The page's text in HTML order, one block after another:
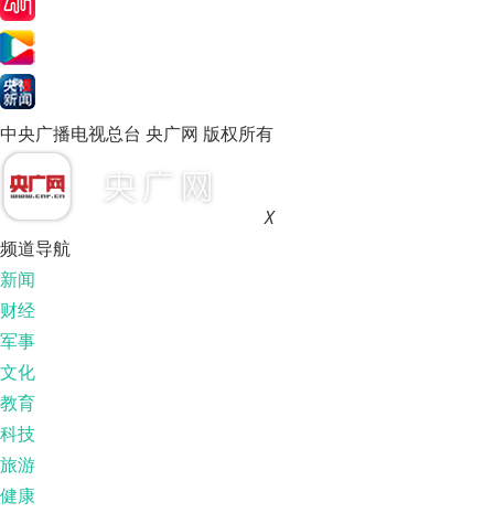
中央广播电视总台 央广网 版权所有
X
频道导航
新闻
财经
军事
文化
教育
科技
旅游
健康